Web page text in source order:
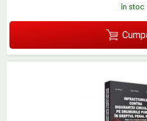
în stoc